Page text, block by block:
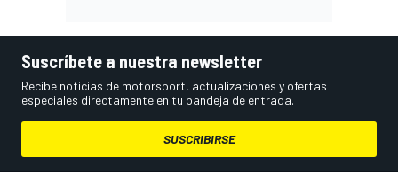
Suscríbete a nuestra newsletter
Recibe noticias de motorsport, actualizaciones y ofertas
especiales directamente en tu bandeja de entrada.
SUSCRIBIRSE